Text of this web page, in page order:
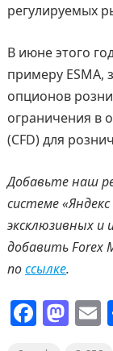
регулируемых
В июне этого
примеру ESMA,
опционов
ограничения в
(CFD) для
Добавьте наш
системе
эксклюзивных
добавитьForex
поссылке.
F
a
M
a